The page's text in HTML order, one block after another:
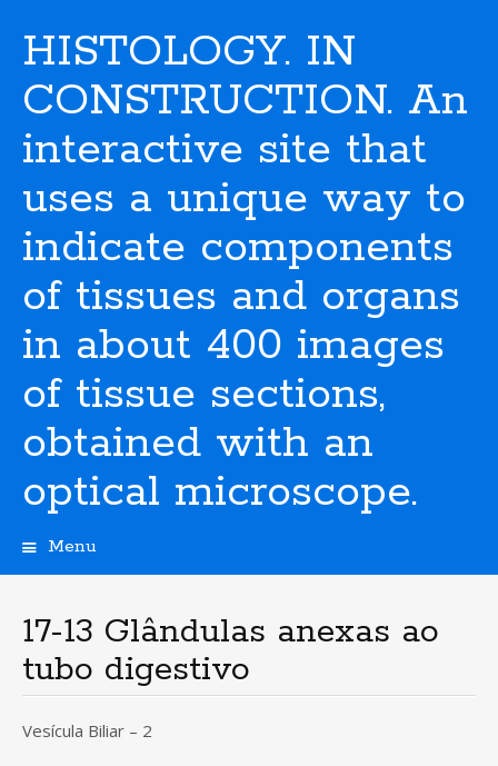
HISTOLOGY. IN
CONSTRUCTION. An
interactive site that
uses a unique way to
indicate components
of tissues and organs
in about 400 images
of tissue sections,
obtained with an
optical microscope.
Menu
i
p
t
o
o
17-13 Glândulas anexas ao
tubo digestivo
Vesícula Biliar – 2